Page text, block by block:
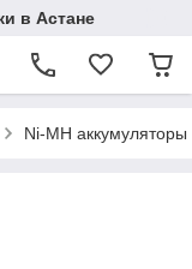
в Астане
Ni-MH аккумуляторы